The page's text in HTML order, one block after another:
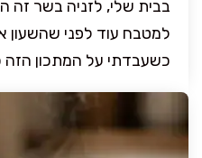
בבית שלי, לזניה בשר זה
למטבח עוד לפני שהשעון
כשעבדתי על המתכון הזה